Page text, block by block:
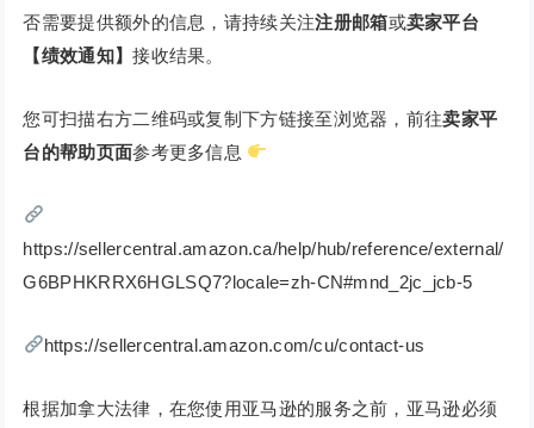
否需要提供额外的信息，请持续关注注册邮箱或卖家平台
【绩效通知】接收结果。
您可扫描右方二维码或复制下方链接至浏览器，前往卖家平
台的帮助页面参考更多信息
https://sellercentral.amazon.ca/help/hub/reference/external/
G6BPHKRRX6HGLSQ7?locale=zh-CN#mnd_2jc_jcb-5
https://sellercentral.amazon.com/cu/contact-us
根据加拿大法律，在您使用亚马逊的服务之前，亚马逊必须